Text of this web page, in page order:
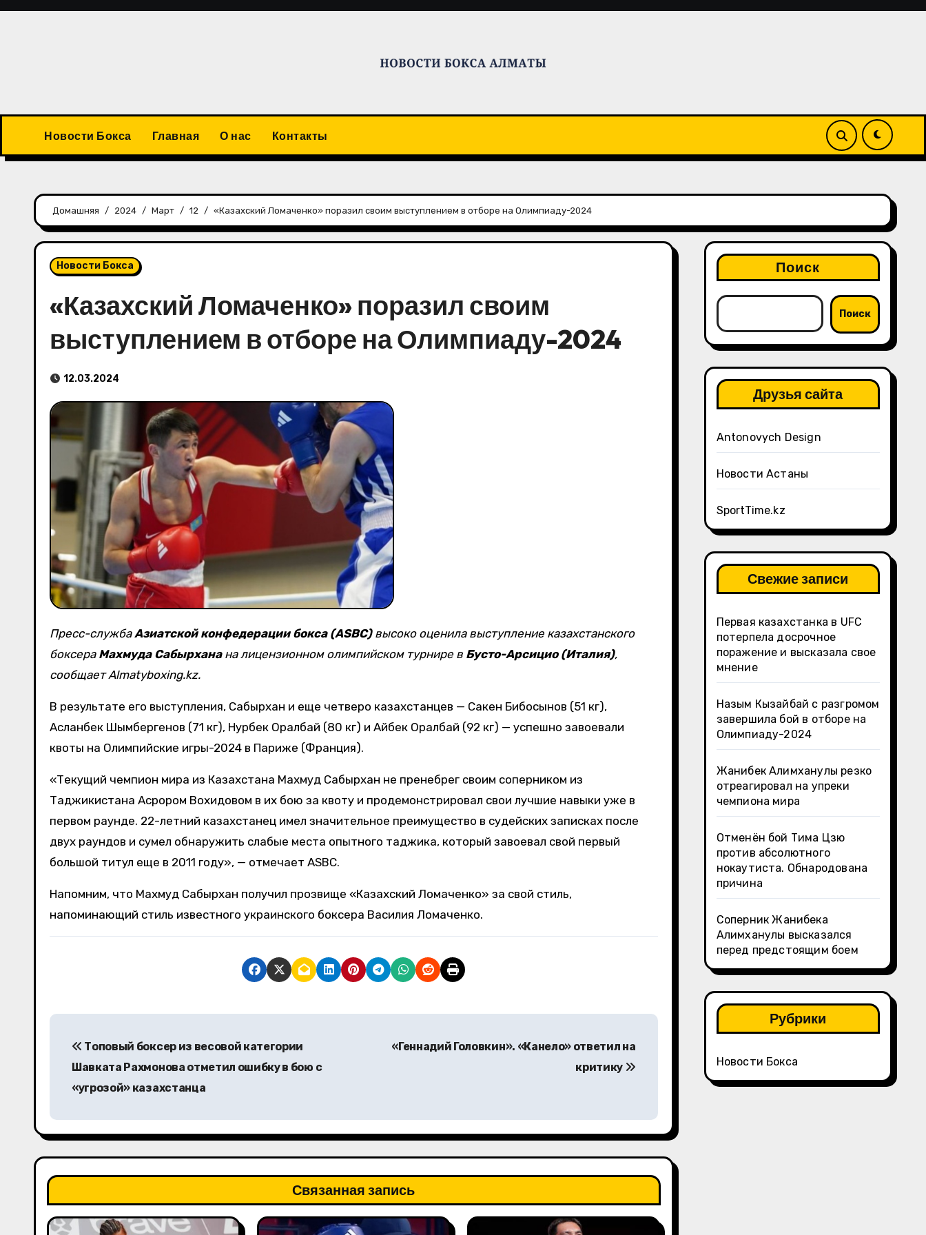
Перейти
Новости Бокса Главная О нас Контакты
Домашняя 2024 Март 12 «Казахский Ломаченко» поразил своим выступлением в отборе на Олимпиаду-2024
Новости Бокса
«Казахский Ломаченко» поразил своим
выступлением в отборе на Олимпиаду-2024
12.03.2024
Пресс-службаАзиатской конфедерации бокса (ASBC)высоко оценила выступление казахстанского
боксера Махмуда Сабырханана лицензионном олимпийском турнире в Бусто-Арсицио (Италия),
сообщает Almatyboxing.kz.
В результате его выступления, Сабырхан и еще четверо казахстанцев — Сакен Бибосынов (51 кг),
Асланбек Шымбергенов (71 кг), Нурбек Оралбай (80 кг) и Айбек Оралбай (92 кг) — успешно завоевали
квоты на Олимпийские игры-2024 в Париже (Франция).
«Текущий чемпион мира из Казахстана Махмуд Сабырхан не пренебрег своим соперником из
Таджикистана Асрором Вохидовом в их бою за квоту и продемонстрировал свои лучшие навыки уже в
первом раунде. 22-летний казахстанец имел значительное преимущество в судейских записках после
двух раундов и сумел обнаружить слабые места опытного таджика, который завоевал свой первый
большой титул еще в 2011 году», — отмечает ASBC.
Напомним, что Махмуд Сабырхан получил прозвище «Казахский Ломаченко» за свой стиль,
напоминающий стиль известного украинского боксера Василия Ломаченко.
Н
и
г
а
ц
и
Топовый боксер из весовой категории
Шавката Рахмонова отметил ошибку в бою с
«угрозой» казахстанца
«Геннадий Головкин». «Канело» ответил на
критику
Связанная запись
Поиск
Поиск
Друзья сайта
Antonovych Design
Новости Астаны
SportTime.kz
Свежие записи
Первая казахстанка в UFC
потерпела досрочное
поражение и высказала свое
мнение
Назым Кызайбай с разгромом
завершила бой в отборе на
Олимпиаду-2024
Жанибек Алимханулы резко
отреагировал на упреки
чемпиона мира
Отменён бой Тима Цзю
против абсолютного
нокаутиста. Обнародована
причина
Соперник Жанибека
Алимханулы высказался
перед предстоящим боем
Рубрики
Новости Бокса